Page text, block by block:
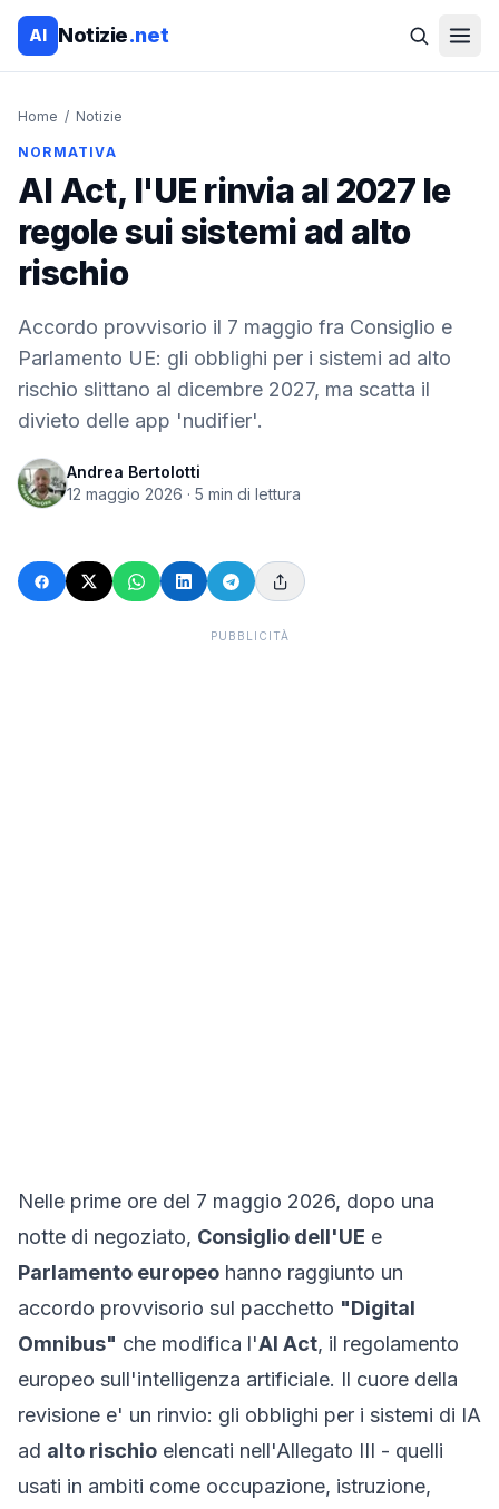
AI Notizie.net
Home / Notizie
NORMATIVA
AI Act, l'UE rinvia al 2027 le
regole sui sistemi ad alto
rischio
Accordo provvisorio il 7 maggio fra Consiglio e
Parlamento UE: gli obblighi per i sistemi ad alto
rischio slittano al dicembre 2027, ma scatta il
divieto delle app 'nudifier'.
Andrea Bertolotti
12 maggio 2026 · 5 min di lettura
PUBBLICITÀ
Nelle prime ore del 7 maggio 2026, dopo una
notte di negoziato, Consiglio dell'UE e
Parlamento europeo hanno raggiunto un
accordo provvisorio sul pacchetto "Digital
Omnibus" che modifica l'AI Act, il regolamento
europeo sull'intelligenza artificiale. Il cuore della
revisione e' un rinvio: gli obblighi per i sistemi di IA
ad alto rischio elencati nell'Allegato III - quelli
usati in ambiti come occupazione, istruzione,